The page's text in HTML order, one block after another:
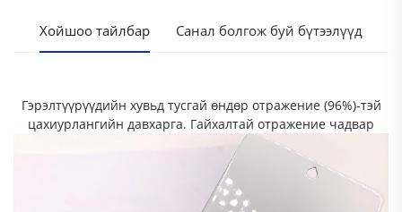
Хойшоо тайлбар Санал болгож буй бүтээлүүд
Гэрэлтүүрүүдийн хувьд тусгай өндөр отражение (96%)-тэй
цахиурлангийн давхарга. Гайхалтай отражение чадвар